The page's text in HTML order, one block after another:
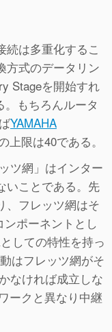
続は多重化するこ
方式のデータリン
Stageを開始すれ
もちろんルータ
YAMAHA
上限は40である。
ツ網」はインター
いことである。先
、フレッツ網はそ
ポーネントとし
しての特性を持っ
はフレッツ網がそ
なければ成立しな
ークと異なり中継